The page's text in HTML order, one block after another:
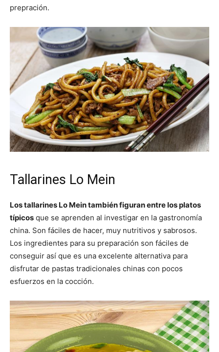
prepración.
Tallarines Lo Mein
Los tallarines Lo Mein también figuran entre los platos
típicos que se aprenden al investigar en la gastronomía
china. Son fáciles de hacer, muy nutritivos y sabrosos.
Los ingredientes para su preparación son fáciles de
conseguir así que es una excelente alternativa para
disfrutar de pastas tradicionales chinas con pocos
esfuerzos en la cocción.